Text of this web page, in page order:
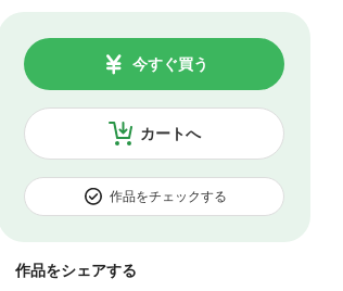
カートへ
今すぐ買う
作品をチェックする
作品をシェアする